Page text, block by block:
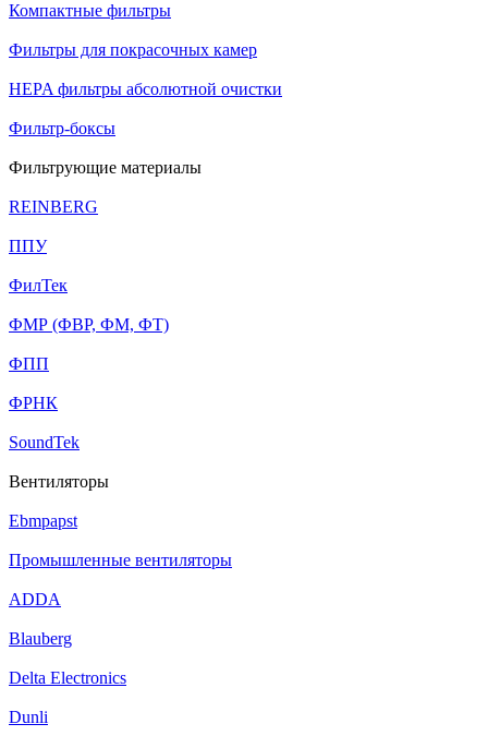
Компактные фильтры
Фильтры для покрасочных камер
HEPA фильтры абсолютной очистки
Фильтр-боксы
Фильтрующие материалы
REINBERG
ППУ
ФилТек
ФМР (ФВР, ФМ, ФТ)
ФПП
ФРНК
SoundTek
Вентиляторы
Ebmpapst
Промышленные вентиляторы
ADDA
Blauberg
Delta Electronics
Dunli